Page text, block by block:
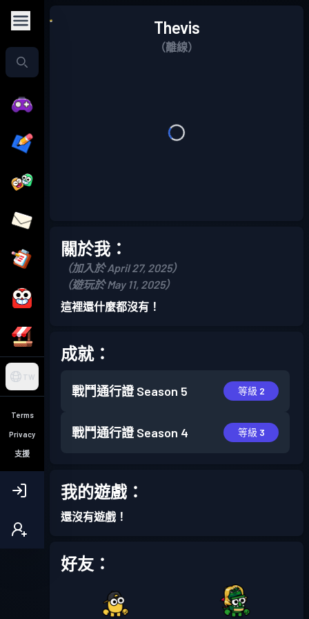
TW
Terms
Privacy
支援
Thevis
（離線）
關於我：
（加入於 April 27, 2025）
（遊玩於 May 11, 2025）
這裡還什麼都沒有！
成就：
戰鬥通行證 Season 5 等級 2
戰鬥通行證 Season 4 等級 3
我的遊戲：
還沒有遊戲！
好友：